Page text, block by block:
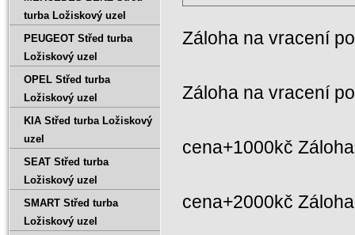
Záloha na vracení
Záloha na vracení
cena+1000kč
cena+2000kč
turba Ložiskový uzel
PEUGEOT Střed turba
Ložiskový uzel
OPEL Střed turba
Ložiskový uzel
KIA Střed turba Ložiskový
uzel
SEAT Střed turba
Ložiskový uzel
SMART Střed turba
Ložiskový uzel